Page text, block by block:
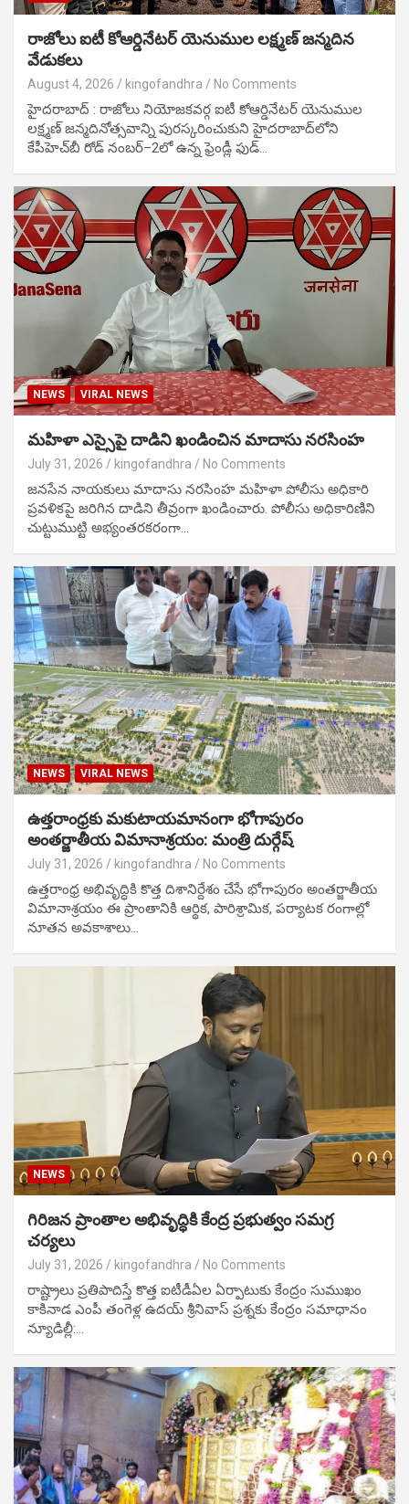
రాజోలు ఐటీ కోఆర్డినేటర్ యెనుముల లక్ష్మణ్ జన్మదిన
వేడుకలు
August 4, 2026 kingofandhra No Comments
హైదరాబాద్ : రాజోలు నియోజకవర్గ ఐటీ కోఆర్డినేటర్ యెనుముల
లక్ష్మణ్ జన్మదినోత్సవాన్ని పురస్కరించుకుని హైదరాబాద్‌లోని
కేపీహెచ్‌బీ రోడ్ నంబర్–2లో ఉన్న ఫ్రెండ్లీ ఫుడ్…
NEWS VIRAL NEWS
మహిళా ఎస్సైపై దాడిని ఖండించిన మాదాసు నరసింహ
July 31, 2026 kingofandhra No Comments
జనసేన నాయకులు మాదాసు నరసింహ మహిళా పోలీసు అధికారి
ప్రవళికపై జరిగిన దాడిని తీవ్రంగా ఖండించారు. పోలీసు అధికారిణిని
చుట్టుముట్టి అభ్యంతరకరంగా…
NEWS VIRAL NEWS
ఉత్తరాంధ్రకు మకుటాయమానంగా భోగాపురం
అంతర్జాతీయ విమానాశ్రయం: మంత్రి దుర్గేష్
July 31, 2026 kingofandhra No Comments
ఉత్తరాంధ్ర అభివృద్ధికి కొత్త దిశానిర్దేశం చేసే భోగాపురం అంతర్జాతీయ
విమానాశ్రయం ఈ ప్రాంతానికి ఆర్థిక, పారిశ్రామిక, పర్యాటక రంగాల్లో
నూతన అవకాశాలు…
NEWS
గిరిజన ప్రాంతాల అభివృద్ధికి కేంద్ర ప్రభుత్వం సమగ్ర
చర్యలు
July 31, 2026 kingofandhra No Comments
రాష్ట్రాలు ప్రతిపాదిస్తే కొత్త ఐటీడీఏల ఏర్పాటుకు కేంద్రం సుముఖం
కాకినాడ ఎంపీ తంగెళ్ల ఉదయ్ శ్రీనివాస్ ప్రశ్నకు కేంద్రం సమాధానం
న్యూడిల్లీ:…